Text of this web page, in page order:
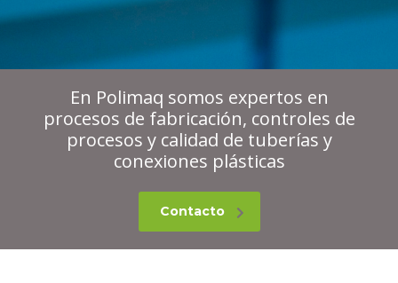
En Polimaq somos expertos en
procesos de fabricación, controles de
procesos y calidad de tuberías y
conexiones plásticas
Contacto